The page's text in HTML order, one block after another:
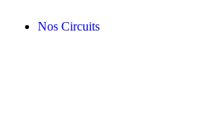
Nos Circuits